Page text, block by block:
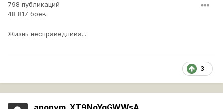
798 публикаций
48 817 боёв
Жизнь несправедлива...
3